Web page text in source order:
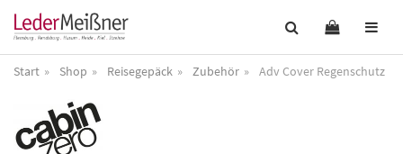
Start Shop Reisegepäck Zubehör Adv Cover Regenschutz